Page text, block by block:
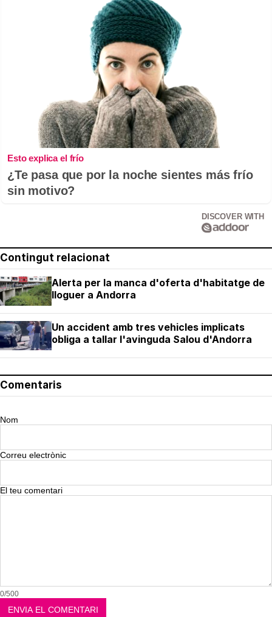
Esto explica el frío
¿Te pasa que por la noche sientes más frío
sin motivo?
DISCOVER WITH
Contingut relacionat
Alerta per la manca d'oferta d'habitatge de
lloguer a Andorra
Un accident amb tres vehicles implicats
obliga a tallar l'avinguda Salou d'Andorra
Comentaris
Nom
Correu electrònic
El teu comentari
0/500